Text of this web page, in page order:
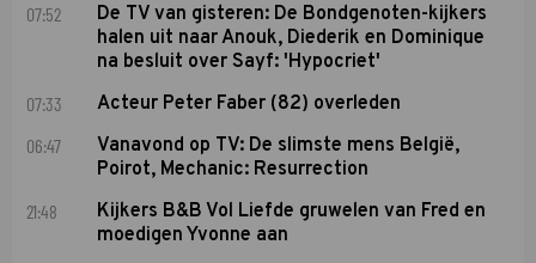
07:52
De TV van gisteren: De Bondgenoten-kijkers
halen uit naar Anouk, Diederik en Dominique
na besluit over Sayf: 'Hypocriet'
07:33 Acteur Peter Faber (82) overleden
06:47
Vanavond op TV: De slimste mens België,
Poirot, Mechanic: Resurrection
21:48
Kijkers B&B Vol Liefde gruwelen van Fred en
moedigen Yvonne aan